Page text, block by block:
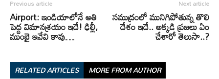
Previous article
Airport: ఇండియాలోనే అతి
పెద్ద విమానశ్రయం ఇదే! ఢిల్లీ,
ముంబై ఇవేవి కావు…
Next article
సముద్రంలో మునిగిపోతున్న తొలి
దేశం ఇదే.. అక్కడి ప్రజలు ఏం
చేశారో తెలుసా..?
RELATED ARTICLES MORE FROM AUTHOR